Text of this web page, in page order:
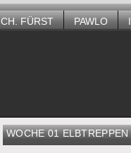
CH. FÜRST PAWLO
WOCHE 01 ELBTREPPEN